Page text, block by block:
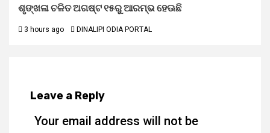
ଶୃଙ୍ଖଳା ଚଳିତ ଅଗଷ୍ଟ ୧୫ରୁ ଆରମ୍ଭ ହେଊଛି
3 hours ago DINALIPI ODIA PORTAL
Leave a Reply
Your email address will not be